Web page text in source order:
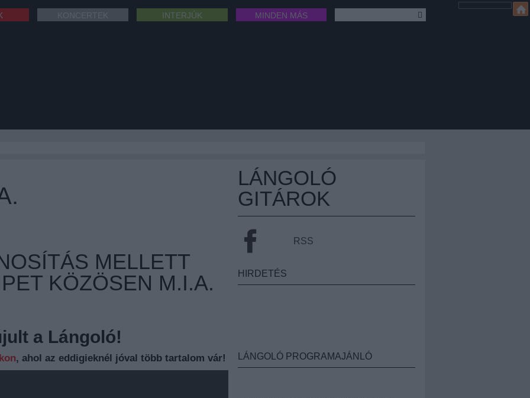
INTERJÚK MINDEN MÁS
MELLETT
KÖZÖSEN M.I.A.
a Lángoló!
, ahol az eddigieknél jóval több tartalom vár!
LÁNGOLÓ
GITÁROK
RSS
HIRDETÉS
LÁNGOLÓ PROGRAMAJÁNLÓ